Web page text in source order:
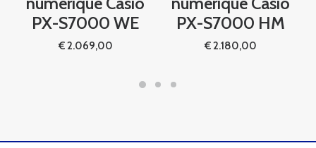
PX-S7000 WE
€2.069,00
PX-S7000 HM
€2.180,00